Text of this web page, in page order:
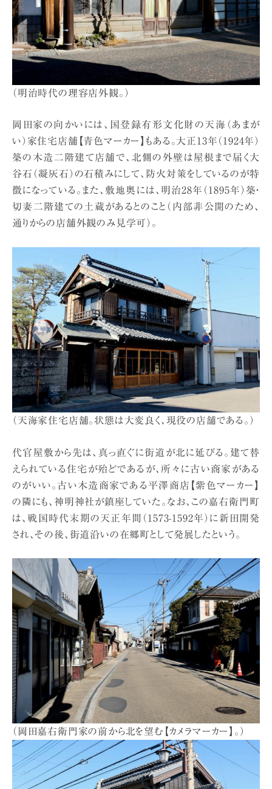
（明治時代の理容店外観。）
岡田家の向かいには、国登録有形文化財の天海（あまが
い）家住宅店舗【青色マーカー】もある。大正13年（1924年）
築の木造二階建て店舗で、北側の外壁は屋根まで届く大
谷石（凝灰石）の石積みにして、防火対策をしているのが特
徴になっている。また、敷地奥には、明治28年（1895年）築・
切妻二階建ての土蔵があるとのこと（内部非公開のため、
通りからの店舗外観のみ見学可）。
（天海家住宅店舗。状態は大変良く、現役の店舗である。）
代官屋敷から先は、真っ直ぐに街道が北に延びる。建て替
えられている住宅が殆どであるが、所々に古い商家がある
のがいい。古い木造商家である平澤商店【紫色マーカー】
の隣にも、神明神社が鎮座していた。なお、この嘉右衛門町
は、戦国時代末期の天正年間（1573-1592年）に新田開発
され、その後、街道沿いの在郷町として発展したという。
（岡田嘉右衛門家の前から北を望む【カメラマーカー】。）